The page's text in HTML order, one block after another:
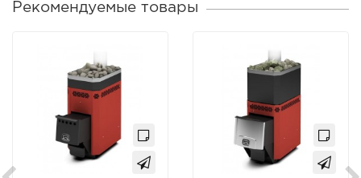
Рекомендуемые товары